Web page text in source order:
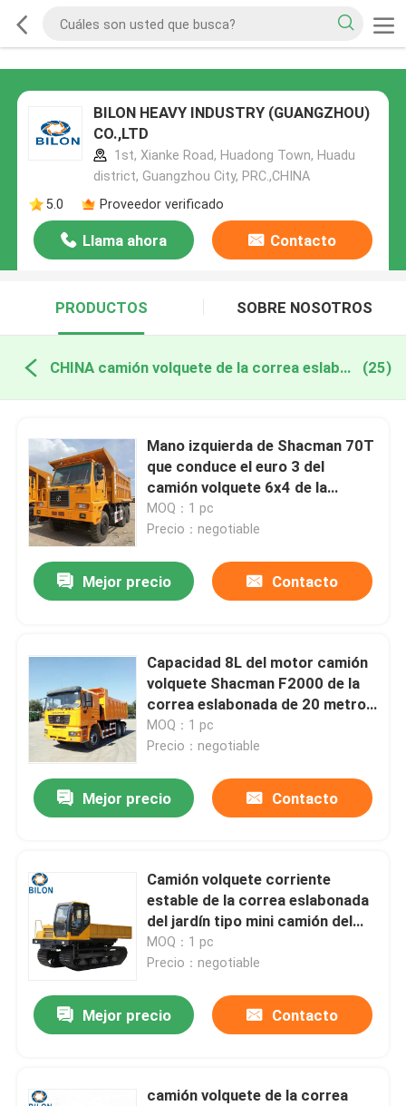
BILON HEAVY INDUSTRY (GUANGZHOU)
CO.,LTD
1st, Xianke Road, Huadong Town, Huadu
district, Guangzhou City, PRC.,CHINA
5.0
Proveedor verificado
Llama ahora Contacto
PRODUCTOS SOBRE NOSOTROS
CHINA camión volquete de la correa eslabonada (25)
Mano izquierda de Shacman 70T
que conduce el euro 3 del
camión volquete 6x4 de la
correa eslabonada para minar
MOQ：1 pc
Precio：negotiable
Mejor precio Contacto
Capacidad 8L del motor camión
volquete Shacman F2000 de la
correa eslabonada de 20 metros
cúbicos para África
MOQ：1 pc
Precio：negotiable
Mejor precio Contacto
Camión volquete corriente
estable de la correa eslabonada
del jardín tipo mini camión del
combustible diesel de 10
toneladas de descargador
MOQ：1 pc
Precio：negotiable
Mejor precio Contacto
camión volquete de la correa